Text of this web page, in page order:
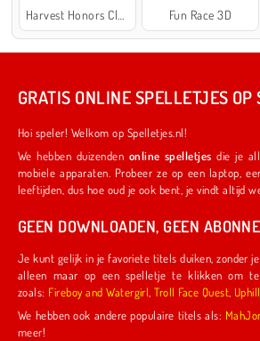
Fun Race 3D
GRATIS ONLINE SPELLETJES
Hoi speler! Welkom op Spelletjes.nl!
We hebben duizenden online spelletjes die je alleen of met anderen kunt spelen. Ze werken ook op je favoriete
mobiele apparaten. Probeer ze op een laptop, een smartphone of een tablet. We hebben iets voor spelers van
GEEN DOWNLOADEN, GEEN
Je kunt gelijk in je favoriete titels duiken, zonder je druk te hoeven maken over
alleen maar op een spelletje te klikken om te gaan spelen! Begin
zoals:
Fireboy and Watergirl ,Troll Face Quest
We hebben ook andere populaire titels als:
meer!